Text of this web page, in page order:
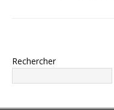
Rechercher